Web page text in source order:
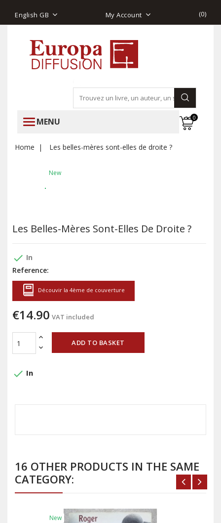
English GB My Account (0)
MENU 0
Home Les belles-mères sont-elles de droite ?
New
Les Belles-Mères Sont-Elles De Droite ?
done In
Reference:
Découvir la 4ème de couverture
€14.90 VAT included
ADD TO BASKET
done In
16 OTHER PRODUCTS IN THE SAME
CATEGORY:
New